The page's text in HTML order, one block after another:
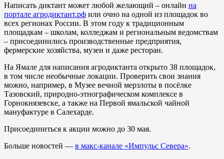
Написать диктант может любой желающий – онлайн на
портале агродиктант.рф или очно на одной из площадок во
всех регионах России. В этом году к традиционным
площадкам – школам, колледжам и региональным ведомствам
– присоединились производственные предприятия,
фермерские хозяйства, музеи и даже ресторан.
На Ямале для написания агродиктанта открыто 38 площадок,
в том числе необычные локации. Проверить свои знания
можно, например, в Музее вечной мерзлоты в посёлке
Тазовский, природно-этнографическом комплексе в
Горнокнязевске, а также на Первой ямальской чайной
мануфактуре в Салехарде.
Присоединиться к акции можно до 30 мая.
Больше новостей — в макс-канале «Импульс Севера».